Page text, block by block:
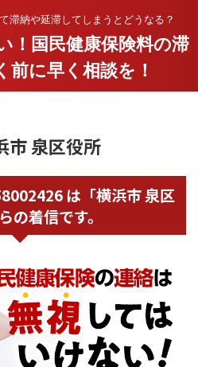
滞納や延滞してしまうとどうなる？
！国民健康保険料の滞
前に早く相談を！
市 泉区役所
は「横浜市 泉区
の着信です。